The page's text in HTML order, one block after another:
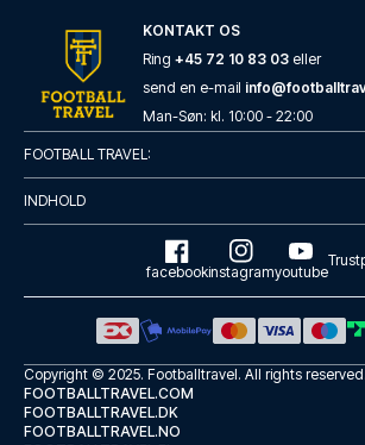
Hard Days Night Hotel Liverpool
Med et ophold hos Hard Days Ni...
KONTAKT OS
Ring +45 72 10 83 03 eller
send en e-mail
Man-Søn: kl. 10:00 - 22:00
FOOTBALL TRAVEL:
INDHOLD
facebookinstagramyoutube
Copyright © 2025. Footballtravel. All rights reserved.
FOOTBALLTRAVEL.COM
FOOTBALLTRAVEL.DK
FOOTBALLTRAVEL.NO